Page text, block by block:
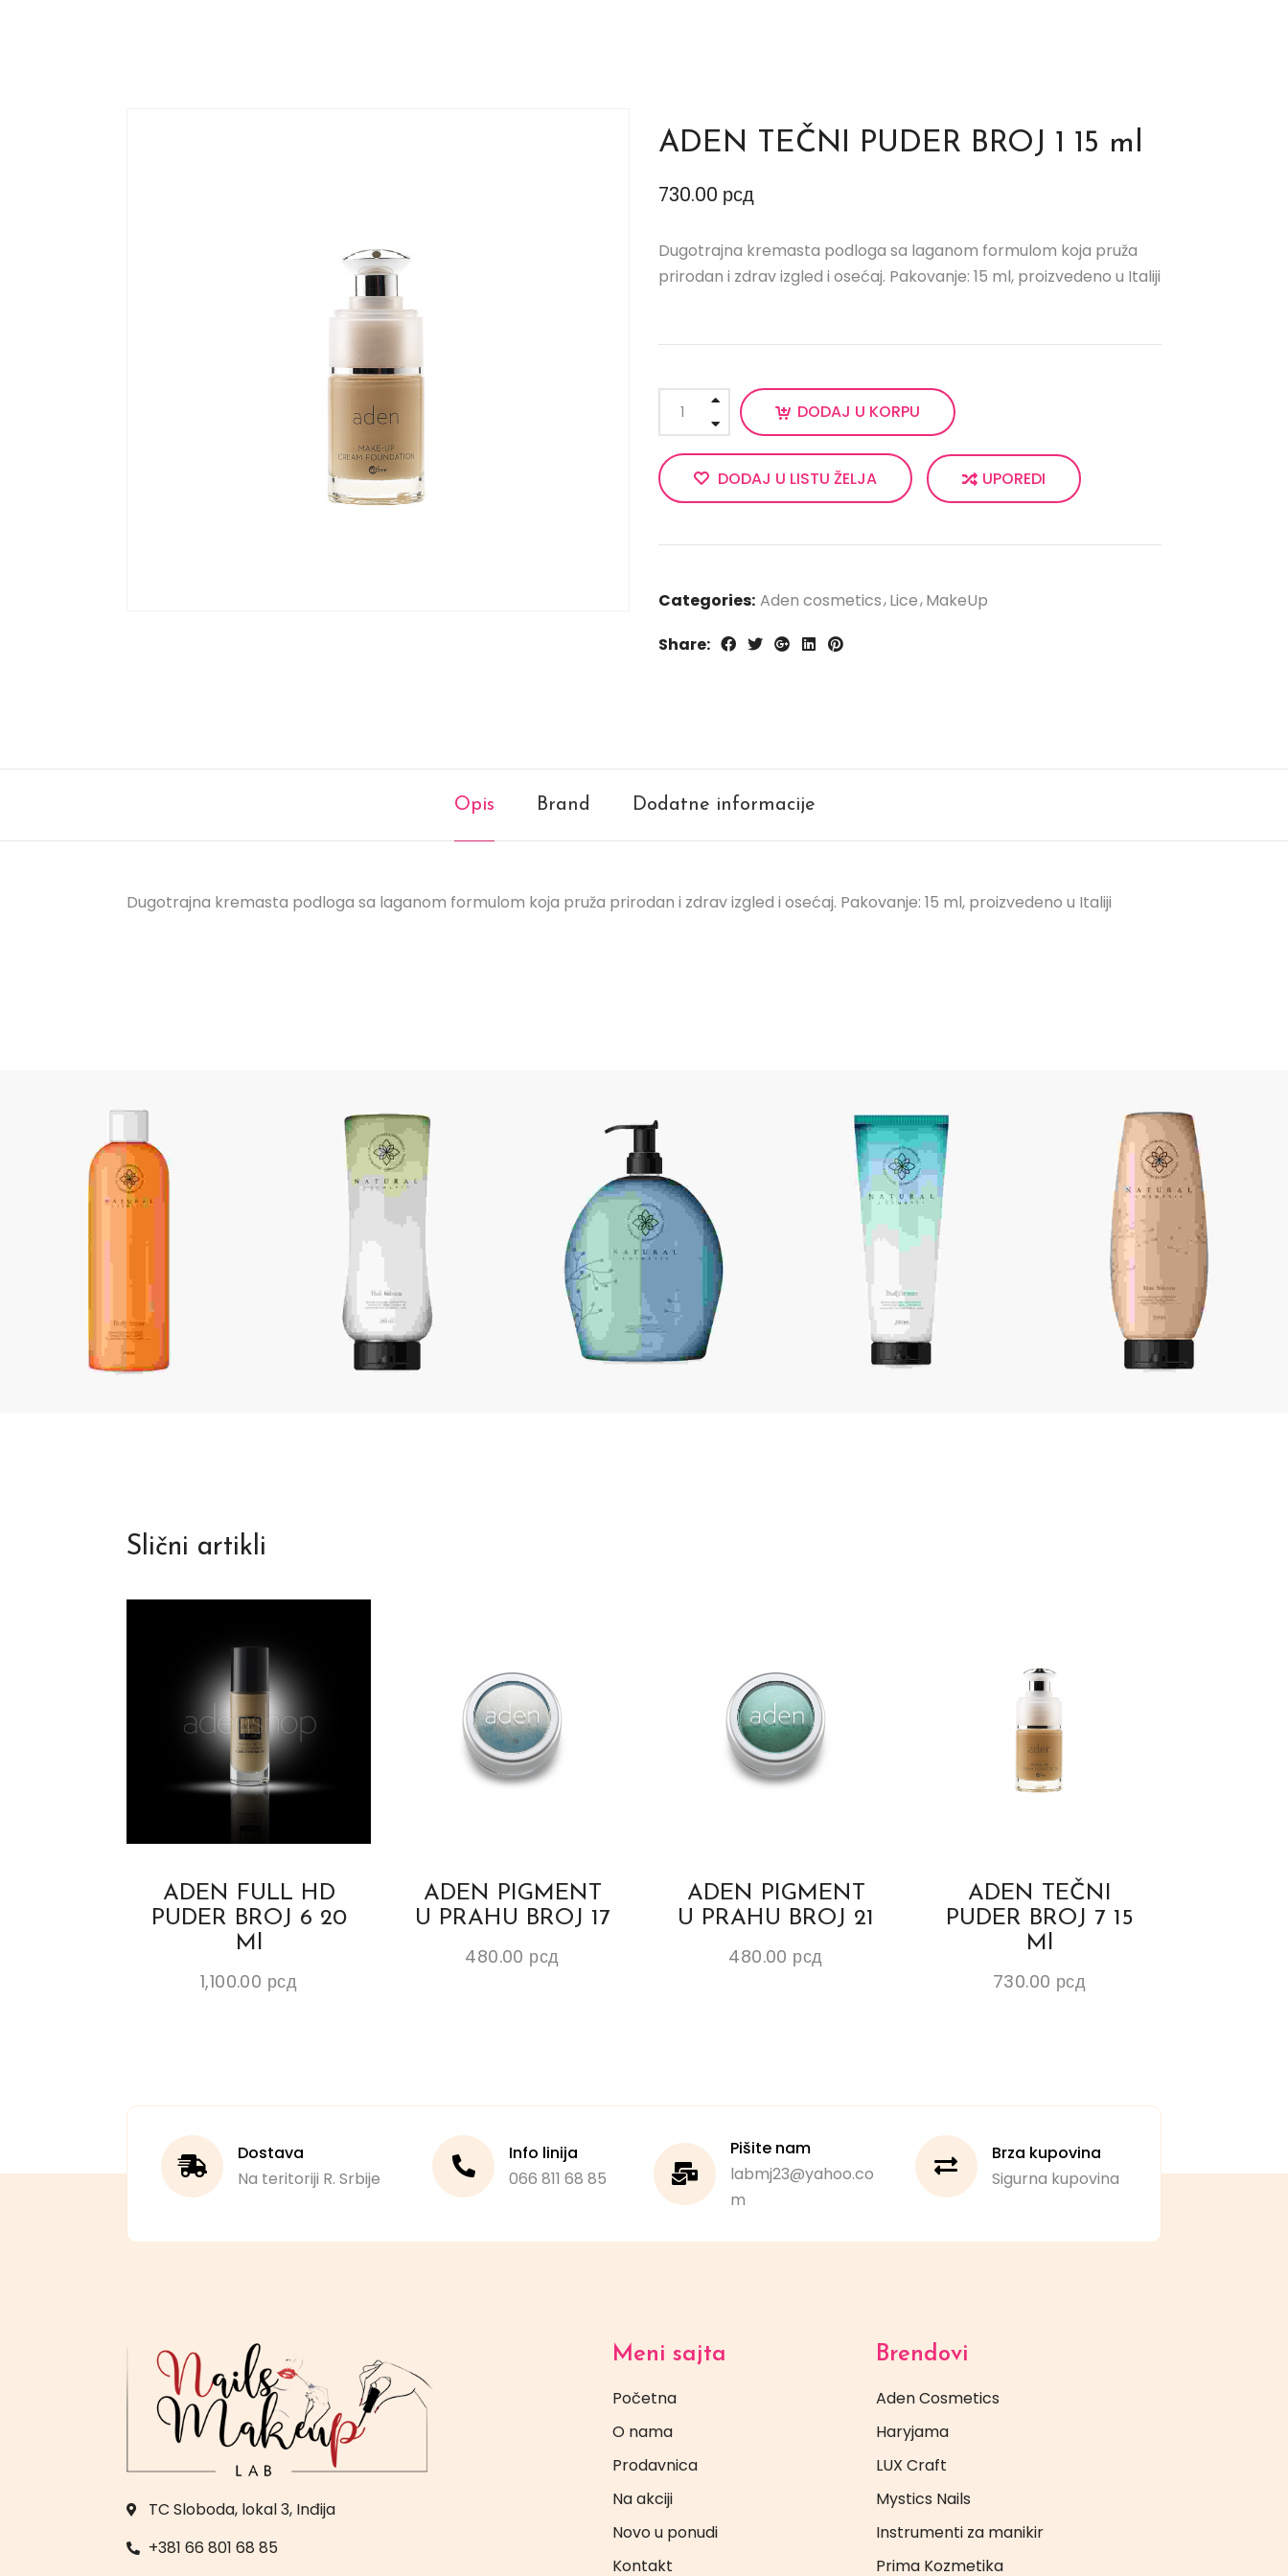
ADEN TEČNI PUDER BROJ 1 15 ml
730.00 рсд
Dugotrajna kremasta podloga sa laganom formulom koja pruža
prirodan i zdrav izgled i osećaj. Pakovanje: 15 ml, proizvedeno u Italiji
DODAJ U KORPU
DODAJ U LISTU ŽELJA UPOREDI
Categories: Aden cosmetics Lice MakeUp
Share:
Opis Brand Dodatne informacije
Dugotrajna kremasta podloga sa laganom formulom koja pruža prirodan i zdrav izgled i osećaj. Pakovanje: 15 ml, proizvedeno u Italiji
Slični artikli
ADEN FULL HD
PUDER BROJ 6 20
Ml
1,100.00 рсд
ADEN PIGMENT
U PRAHU BROJ 17
480.00 рсд
ADEN PIGMENT
U PRAHU BROJ 21
480.00 рсд
ADEN TEČNI
PUDER BROJ 7 15
Ml
730.00 рсд
Dostava
Na teritoriji R. Srbije
Info linija
066 811 68 85
Pišite nam
labmj23@yahoo.co
m
Brza kupovina
Sigurna kupovina
TC Sloboda, lokal 3, Inđija
+381 66 801 68 85
Meni sajta
Početna
O nama
Prodavnica
Na akciji
Novo u ponudi
Kontakt
Brendovi
Aden Cosmetics
Haryjama
LUX Craft
Mystics Nails
Instrumenti za manikir
Prima Kozmetika